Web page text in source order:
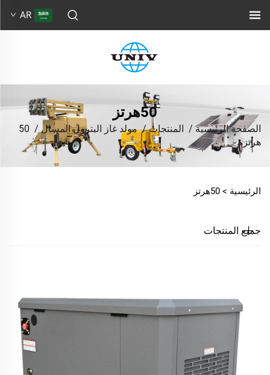
AR
50هرتز
الصفحة الرئيسية/ المنتجات/مولد غاز البترول المسال/
50
هرتز
الرئيسية > 50هرتز
جميع المنتجات